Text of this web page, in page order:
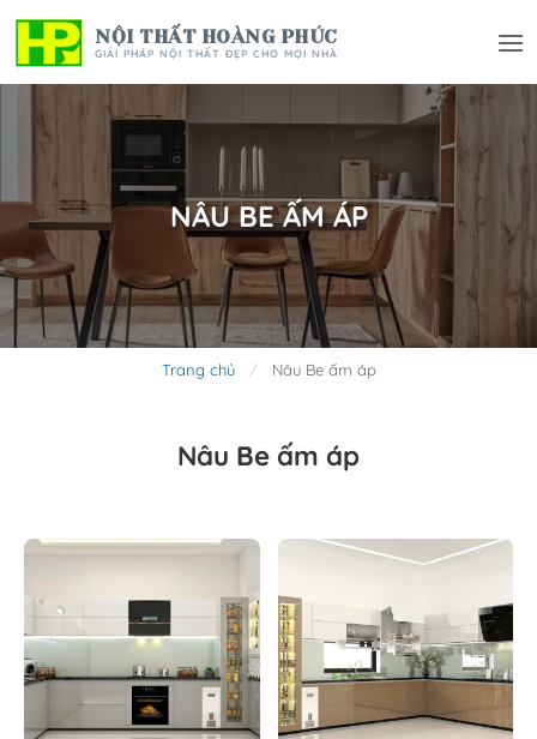
Bỏ
qua
nội
NỘI THẤT HOÀNG PHÚC
GIẢI PHÁP NỘI THẤT ĐẸP CHO MỌI NHÀ
NÂU BE ẤM ÁP
Trang chủ / Nâu Be ấm áp
Nâu Be ấm áp